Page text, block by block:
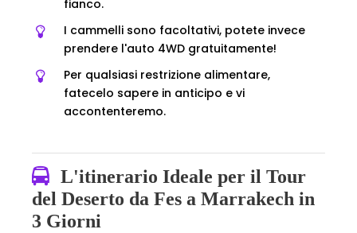
fianco.
I cammelli sono facoltativi, potete invece
prendere l'auto 4WD gratuitamente!
Per qualsiasi restrizione alimentare,
fatecelo sapere in anticipo e vi
accontenteremo.
L'itinerario Ideale per il Tour
del Deserto da Fes a Marrakech in
3 Giorni